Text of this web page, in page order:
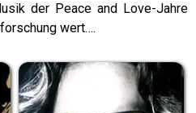
der Peace and Love-Jahre
wert….